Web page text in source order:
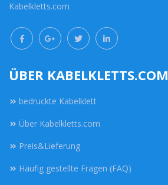
Kabelkletts.com
ÜBER KABELKLETTS.COM
bedruckte Kabelklett
Über Kabelkletts.com
Preis&Lieferung
Häufig gestellte Fragen (FAQ)